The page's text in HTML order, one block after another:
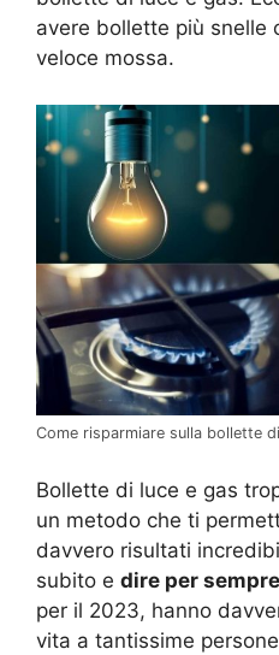
avere bollette più snelle
veloce mossa.
Come risparmiare sulla bollette
Bollette di luce e gas
un metodo che ti
davvero risultati
subito e dire per
per il 2023, hanno
vita a tantissime